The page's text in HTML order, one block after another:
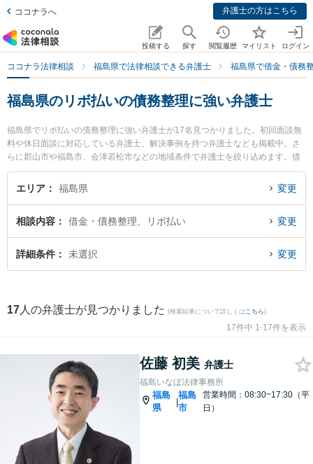
ココナラへ 弁護士の方はこちら
投稿する 探す 閲覧履歴 マイリスト ログイン
ココナラ法律相談 福島県で法律相談できる弁護士 福島県で借金・債務
福島県のリボ払いの債務整理に強い弁護士
福島県でリボ払いの債務整理に強い弁護士が17名見つかりました。初回面談無
料や休日面談に対応している弁護士、解決事例を持つ弁護士なども掲載中。さ
らに郡山市や福島市、会津若松市などの地域条件で弁護士を絞り込めます。借
金・債務整理に関係する消費者金融の債務整理やクレジット会社の債務整理、
リボ払いの債務整理等の細かな分野での絞り込み検索もでき便利です。特に福
目されています。『福島県で土日や夜間に発生したリボ払いの債務整理のトラ
ブルを今すぐに弁護士に相談したい』『リボ払いの債務整理のトラブル解決の
実績豊富な近くの弁護士を検索したい』『初回相談無料でリボ払いの債務整理
エリア 福島県 変更
相談内容 借金・債務整理、リボ払い 変更
詳細条件 未選択 変更
17 人の弁護士が見つかりました (検索結果について詳しくは こちら)
17件中 1-17件を表示
佐藤 初美 弁護士
福島いなほ法律事務所
福島
県
|
福島
市
営業時間：08:30~17:30（平
日）